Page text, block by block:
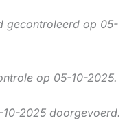
gecontroleerd op 05-
op 05-10-2025.
2025 doorgevoerd.